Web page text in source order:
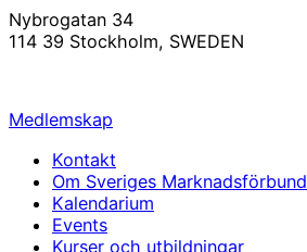
Nybrogatan 34
114 39 Stockholm, SWEDEN
Medlemskap
Kontakt
Om Sveriges Marknadsförbund
Kalendarium
Events
Kurser och utbildningar